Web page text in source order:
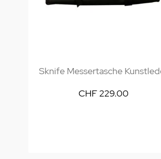
Sknife Messertasche
CHF 229.00